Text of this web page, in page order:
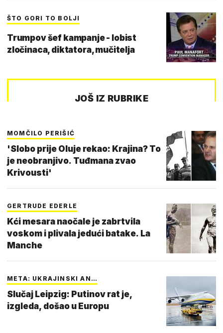
ŠTO GORI TO BOLJI
Trumpov šef kampanje - lobist
zločinaca, diktatora, mučitelja
JOŠ IZ RUBRIKE
MOMČILO PERIŠIĆ
'Slobo prije Oluje rekao: Krajina? To
je neobranjivo. Tuđmana zvao
Krivousti'
GERTRUDE EDERLE
Kći mesara naočale je zabrtvila
voskom i plivala jedući batake. La
Manche
META: UKRAJINSKI AN…
Slučaj Leipzig: Putinov rat je,
izgleda, došao u Europu